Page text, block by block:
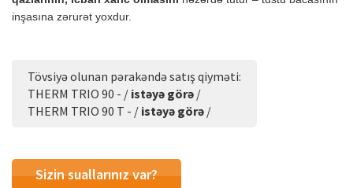
inşasına zərurət yoxdur.
Tövsiyə olunan pərakəndə satış qiyməti:
THERM TRIO 90 - / istəyə görə /
THERM TRIO 90 T - / istəyə görə /
Sizin suallarınız var?